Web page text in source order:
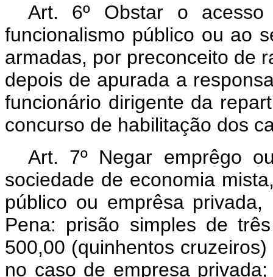
Art. 6º Obstar o
funcionalismo público ou ao
armadas, por preconceito de
depois de apurada a
funcionário dirigente da
concurso de habilitação dos
Art. 7º Negar emprêgo
sociedade de economia
público ou emprêsa
Pena: prisão simples de
500,00 (quinhentos
no caso de empresa